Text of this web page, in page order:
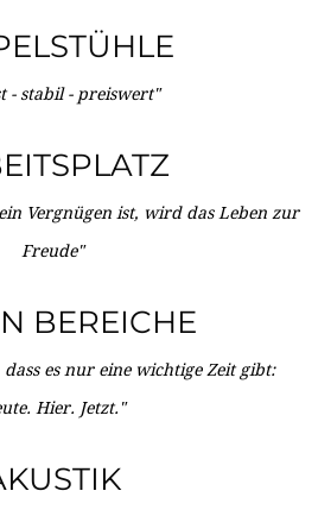
- stabil - preiswert"
Vergnügen ist, wird das Leben zur
Freude"
BEREICHE
es nur eine wichtige Zeit gibt:
Hier. Jetzt."